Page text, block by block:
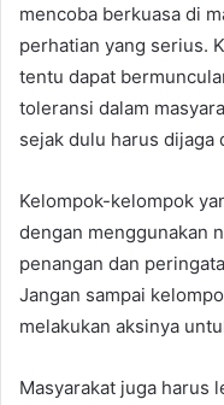
mencoba berkuasa di
perhatian yang serius.
tentu dapat
toleransi dalam
sejak dulu harus dijaga
Kelompok-kelompok
dengan menggunakan
penangan dan
Jangan sampai
melakukan aksinya
Masyarakat juga harus